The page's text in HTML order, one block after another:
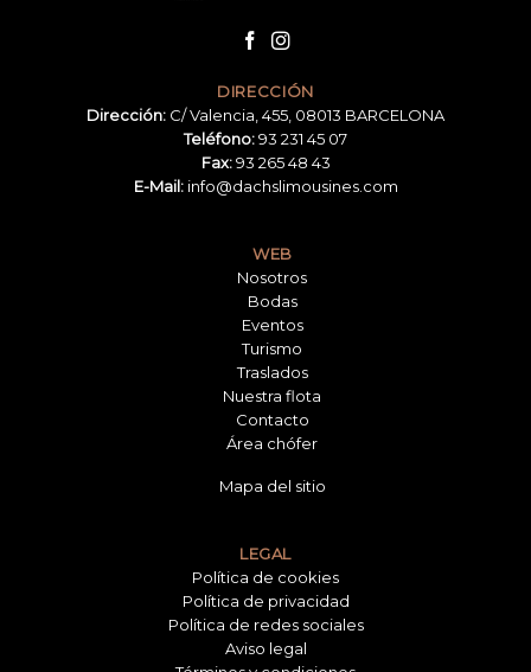
DIRECCIÓN
Dirección: C/ Valencia, 455, 08013 BARCELONA
Teléfono:93 231 45 07
Fax:93 265 48 43
E-Mail: info@dachslimousines.com
WEB
Nosotros
Bodas
Eventos
Turismo
Traslados
Nuestra flota
Contacto
Área chófer
Mapa del sitio
LEGAL
Política de cookies
Política de privacidad
Política de redes sociales
Aviso legal